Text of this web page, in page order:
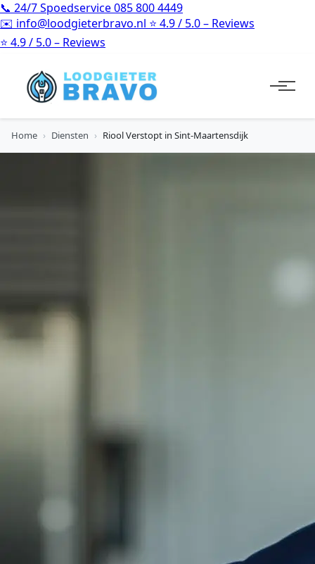
📞 24/7 Spoedservice085 800 4449
✉️ info@loodgieterbravo.nl ⭐ 4.9 / 5.0 – Reviews
⭐ 4.9 / 5.0 – Reviews
Home › Diensten › Riool Verstopt in Sint-Maartensdijk